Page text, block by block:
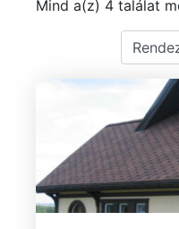
Mind a(z) 4 találat